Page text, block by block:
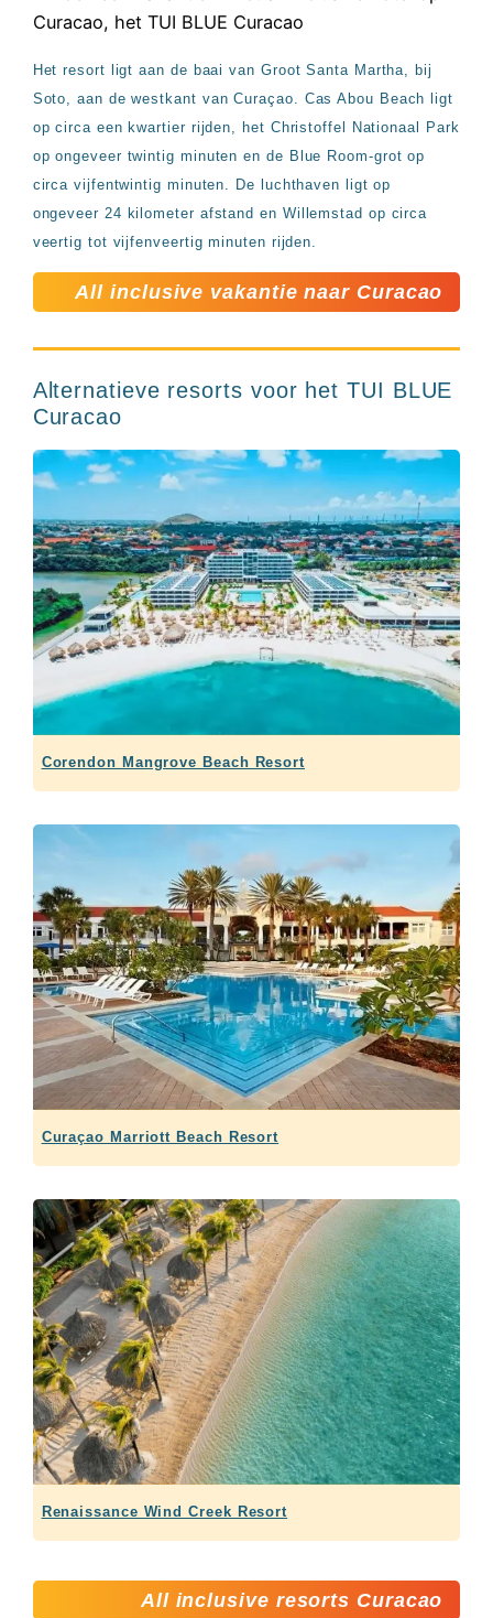
Het resort ligt aan de baai van Groot Santa Martha, bij
Soto, aan de westkant van Curaçao. Cas Abou Beach ligt
op circa een kwartier rijden, het Christoffel Nationaal Park
op ongeveer twintig minuten en de Blue Room-grot op
circa vijfentwintig minuten. De luchthaven ligt op
ongeveer 24 kilometer afstand en Willemstad op circa
veertig tot vijfenveertig minuten rijden.
All inclusive vakantie naar Curacao
Alternatieve resorts voor het TUI BLUE
Curacao
Corendon Mangrove Beach Resort
Curaçao Marriott Beach Resort
Renaissance Wind Creek Resort
All inclusive resorts Curacao